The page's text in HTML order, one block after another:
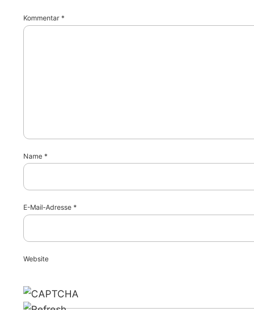
Kommentar *
Name *
E-Mail-Adresse *
Website